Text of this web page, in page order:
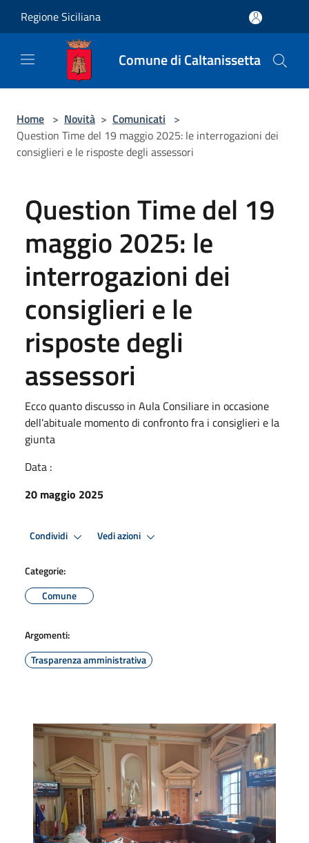
Regione Siciliana
Comune di Caltanissetta
Home > Novità > Comunicati >
Question Time del 19 maggio 2025: le interrogazioni dei
consiglieri e le risposte degli assessori
Question Time del 19
maggio 2025: le
interrogazioni dei
consiglieri e le
risposte degli
assessori
Ecco quanto discusso in Aula Consiliare in occasione
dell’abituale momento di confronto fra i consiglieri e la
giunta
Data :
20 maggio 2025
Condividi Vedi azioni
Categorie:
Comune
Argomenti:
Trasparenza amministrativa